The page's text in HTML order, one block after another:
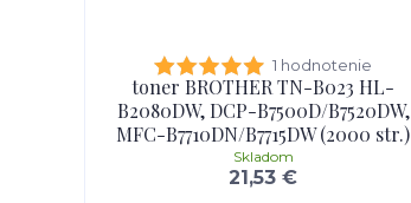
1 hodnotenie
toner BROTHER TN-B023 HL-
B2080DW, DCP-B7500D/B7520DW,
MFC-B7710DN/B7715DW (2000 str.)
21,53 €
Skladom